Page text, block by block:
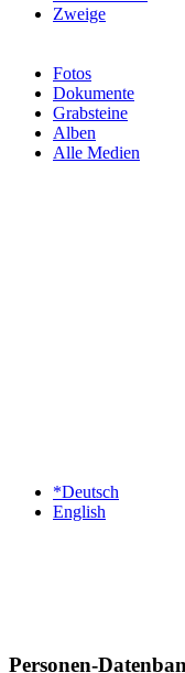
Fotos
Dokumente
Grabsteine
Alben
Alle Medien
Zweige
*Deutsch
English
Personen-